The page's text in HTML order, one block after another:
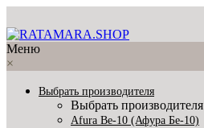
Меню
×
Выбрать производителя
Выбрать производителя
Afura Be-10 (Афура Бе-10)